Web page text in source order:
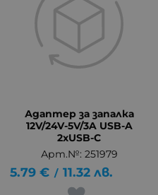
Адаптер за запалка
12V/24V-5V/3A USB-A
2xUSB-C
Арт.№: 251979
5.79 € / 11.32 лв.